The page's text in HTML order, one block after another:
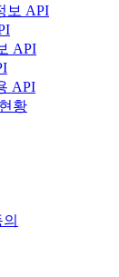
보 API
API
API
황